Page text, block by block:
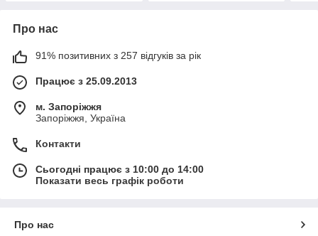
Про нас
91% позитивних з 257 відгуків за рік
Працює з 25.09.2013
м. Запоріжжя
Запоріжжя, Україна
Контакти
Сьогодні працює з 10:00 до 14:00
Показати весь графік роботи
Про нас